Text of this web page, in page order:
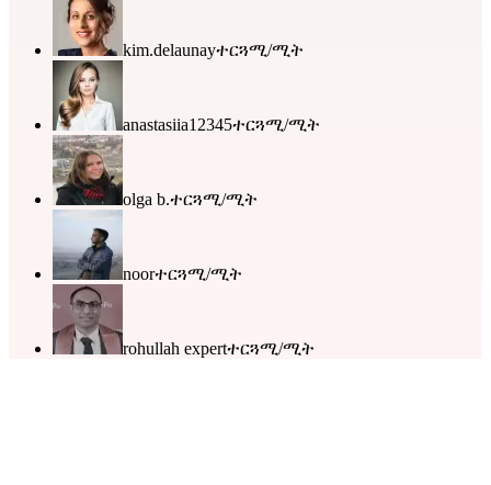
kim.delaunayተርጓሚ/ሚት
anastasiia12345ተርጓሚ/ሚት
olga b.ተርጓሚ/ሚት
noorተርጓሚ/ሚት
rohullah expertተርጓሚ/ሚት